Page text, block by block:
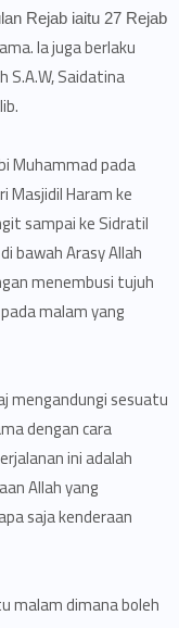
Rejab iaitu 27 Rejab
Ia juga berlaku
Saidatina
Muhammad pada
Haram ke
sampai ke Sidratil
bawah Arasy Allah
menembusi tujuh
malam yang
mengandungi sesuatu
dengan cara
ini adalah
Allah yang
saja kenderaan
malam dimana boleh